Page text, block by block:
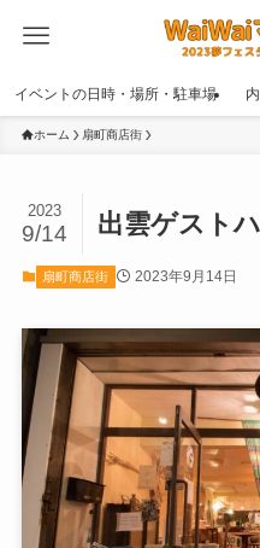
イベントの日時・場所・駐車場
ホーム 扇町商店街
出雲ゲスト
2023
9/14
扇町商店街 2023年9月14日